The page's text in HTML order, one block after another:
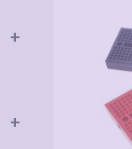
+
+